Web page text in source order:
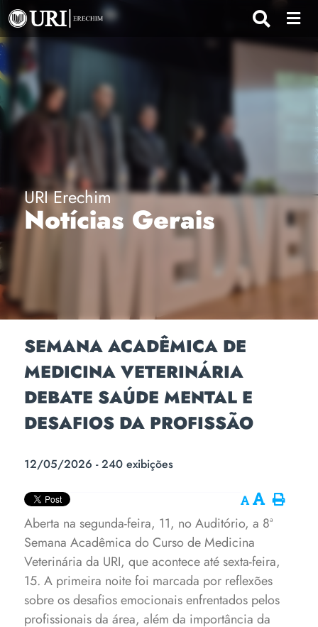
URI Erechim
Notícias Gerais
SEMANA ACADÊMICA DE
MEDICINA VETERINÁRIA
DEBATE SAÚDE MENTAL E
DESAFIOS DA PROFISSÃO
12/05/2026 - 240 exibições
Aberta na segunda-feira, 11, no Auditório, a 8ª
Semana Acadêmica do Curso de Medicina
Veterinária da URI, que acontece até sexta-feira,
15. A primeira noite foi marcada por reflexões
sobre os desafios emocionais enfrentados pelos
profissionais da área, além da importância da